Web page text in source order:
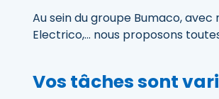
Au sein du groupe Bumaco,
Electrico,... nous proposons
Vos tâches sont